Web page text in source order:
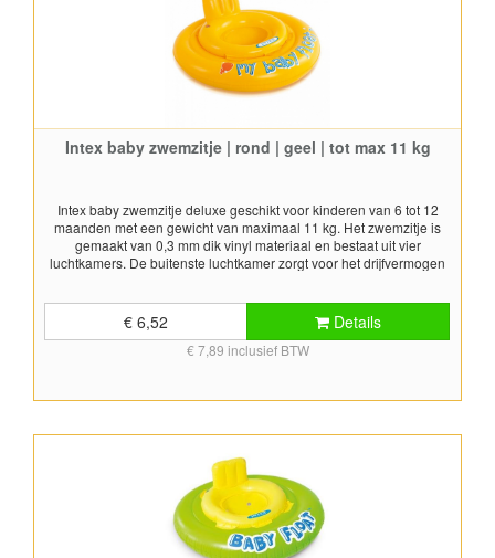
Intex baby zwemzitje | rond | geel | tot max 11 kg
Intex baby zwemzitje deluxe geschikt voor kinderen van 6 tot 12
maanden met een gewicht van maximaal 11 kg. Het zwemzitje is
gemaakt van 0,3 mm dik vinyl materiaal en bestaat uit vier
luchtkamers. De buitenste luchtkamer zorgt voor het drijfvermogen
Phthalates vrij Afmetingen: Ø 70 cm Dit is géén waterspeelgoed en
dient onder toezicht van een volwassenen gebruikt te worden. Laat
kinderen nooit allen in het zitje in het water achter! Voldoet aan EN
€ 6,52 Details
€ 7,89 inclusief BTW